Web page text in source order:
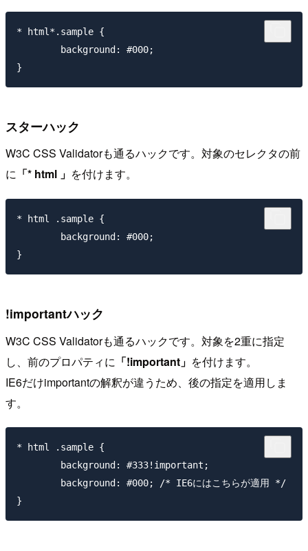
* html*.sample {
スターハック
W3C CSS Validatorも通るハックです。対象のセレクタの前
に 「* html 」 を付けます。
* html .sample {
!importantハック
W3C CSS Validatorも通るハックです。対象を2重に指定
し、前のプロパティに 「!important」 を付けます。
IE6だけimportantの解釈が違うため、後の指定を適用しま
す。
* html .sample {